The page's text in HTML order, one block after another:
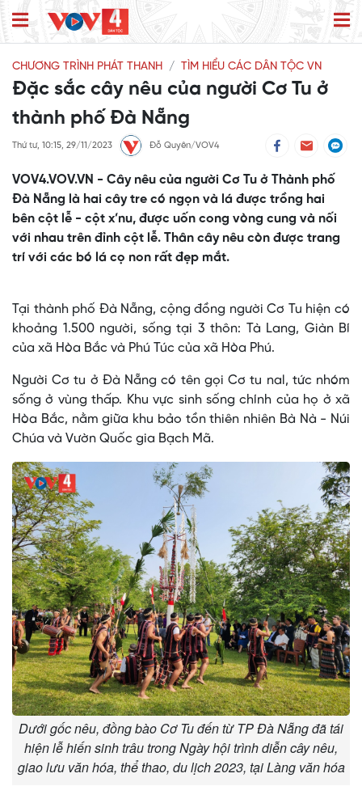
CHƯƠNG TRÌNH PHÁT THANH TÌM HIỂU CÁC DÂN TỘC VN
Đặc sắc cây nêu của người Cơ Tu ở
thành phố Đà Nẵng
Thứ tư, 10:15, 29/11/2023 Đỗ Quyên/VOV4
VOV4.VOV.VN - Cây nêu của người Cơ Tu ở Thành phố
Đà Nẵng là hai cây tre có ngọn và lá được trồng hai
bên cột lễ - cột x’nu, được uốn cong vòng cung và nối
với nhau trên đỉnh cột lễ. Thân cây nêu còn được trang
trí với các bó lá cọ non rất đẹp mắt.
Tại thành phố Đà Nẵng, cộng đồng người Cơ Tu hiện có
khoảng 1.500 người, sống tại 3 thôn: Tà Lang, Giàn Bí
của xã Hòa Bắc và Phú Túc của xã Hòa Phú.
Người Cơ tu ở Đà Nẵng có tên gọi Cơ tu nal, tức nhóm
sống ở vùng thấp. Khu vực sinh sống chính của họ ở xã
Hòa Bắc, nằm giữa khu bảo tồn thiên nhiên Bà Nà - Núi
Chúa và Vườn Quốc gia Bạch Mã.
Dưới gốc nêu, đồng bào Cơ Tu đến từ TP Đà Nẵng đã tái
hiện lễ hiến sinh trâu trong Ngày hội trình diễn cây nêu,
giao lưu văn hóa, thể thao, du lịch 2023, tại Làng văn hóa